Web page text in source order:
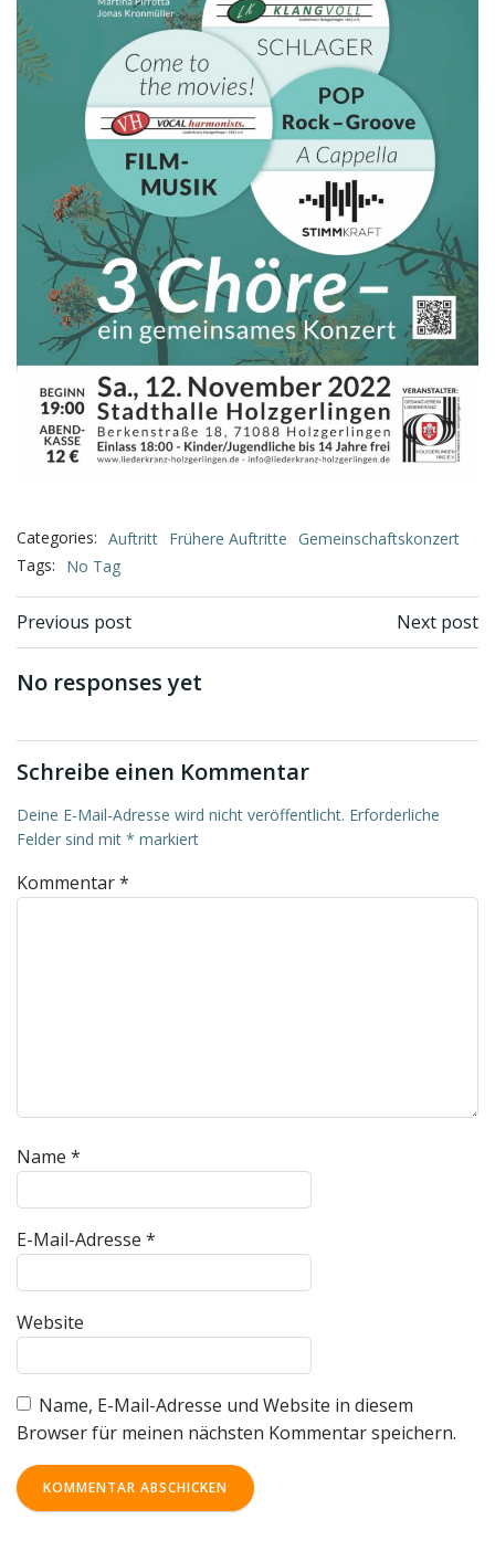
Categories: Auftritt Frühere Auftritte Gemeinschaftskonzert
Tags:
No Tag
Beitragsnavigation
Previous post Next post
No responses yet
Schreibe einen Kommentar
Deine E-Mail-Adresse wird nicht veröffentlicht. Erforderliche
Felder sind mit * markiert
Kommentar*
Name *
E-Mail-Adresse *
Website
Name, E-Mail-Adresse und Website in diesem
Browser für meinen nächsten Kommentar speichern.